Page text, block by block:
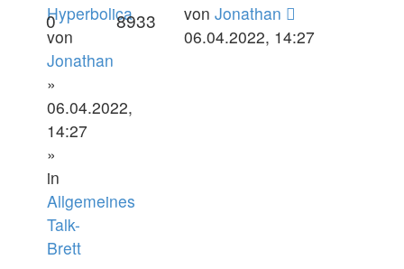
Hyperbolica
von
Jonathan
»
06.04.2022,
14:27
»
in
Allgemeines
Talk-
Brett
0 8933 von Jonathan
06.04.2022, 14:27